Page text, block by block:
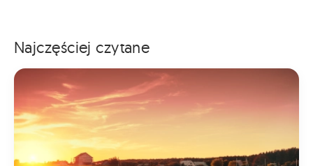
Najczęściej czytane